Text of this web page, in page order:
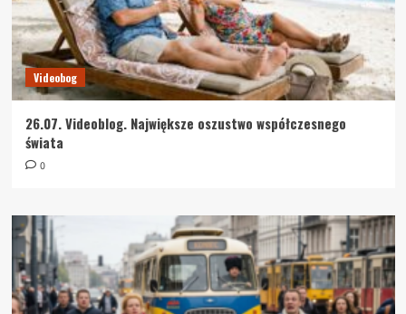
Videobog
26.07. Videoblog. Największe oszustwo współczesnego
świata
0